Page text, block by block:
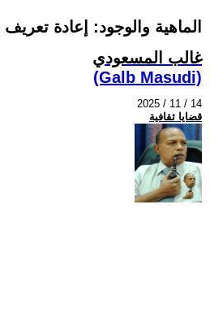
الماهية والوجود: إعادة
غالب المسعودي
(Galb Masudi)
2025 / 11 / 14
قضايا ثقافية